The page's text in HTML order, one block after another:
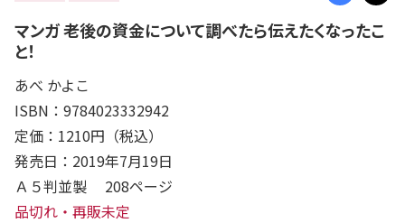
マンガ 老後の資金について調べたら伝えたくなったこ
と！
あべ かよこ
ISBN：9784023332942
定価：1210円（税込）
発売日：2019年7月19日
Ａ５判並製 208ページ
品切れ・再販未定